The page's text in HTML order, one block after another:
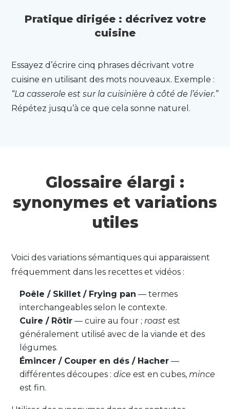
Pratique dirigée : décrivez votre
cuisine
Essayez d’écrire cinq phrases décrivant votre
cuisine en utilisant des mots nouveaux. Exemple :
“La casserole est sur la cuisinière à côté de l’évier.”
Répétez jusqu’à ce que cela sonne naturel.
Glossaire élargi :
synonymes et variations
utiles
Voici des variations sémantiques qui apparaissent
fréquemment dans les recettes et vidéos :
Poêle / Skillet / Frying pan — termes
interchangeables selon le contexte.
Cuire / Rôtir — cuire au four ;roast est
généralement utilisé avec de la viande et des
légumes.
Émincer / Couper en dés / Hacher —
différentes découpes :dice est en cubes,mince
est fin.